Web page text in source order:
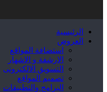
الرئيسية
العروض
استضافة المواقع
الارشفة و الاشهار
التسويق الالكترونى
تصميم المواقع
البرامج والتطبيقات